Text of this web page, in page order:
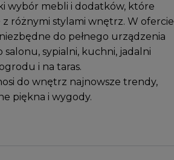
wybór mebli i dodatków, które
różnymi stylami wnętrz. W ofercie
do pełnego urządzenia
sypialni, kuchni, jadalni
i na taras.
do wnętrz najnowsze trendy,
piękna i wygody.